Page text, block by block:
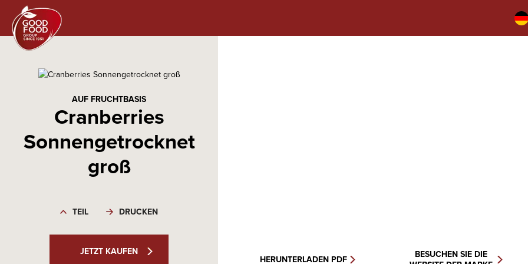
AUF FRUCHTBASIS
Cranberries
Sonnengetrocknet
groß
TEIL DRUCKEN
JETZT KAUFEN
HERUNTERLADEN PDF
BESUCHEN SIE DIE